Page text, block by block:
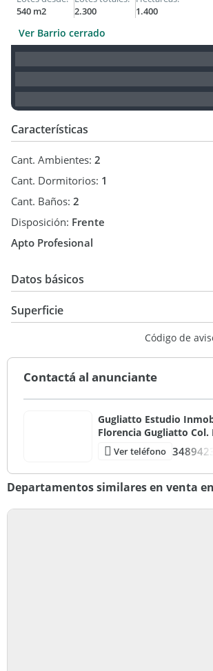
540 m2
2.300
1.400
Ver Barrio cerrado
Características
Cant. Ambientes: 2
Cant. Dormitorios: 1
Cant. Baños: 2
Disposición: Frente
Apto Profesional
Datos básicos
Venta
Superficie
Código de
Contactá al anunciante
Gugliatto Estudio
Florencia Gugliatto Col.
132 CMZC / Mat. 3839 Tº
CUCICBA
Ver teléfono 3489423
Departamentos similares en venta